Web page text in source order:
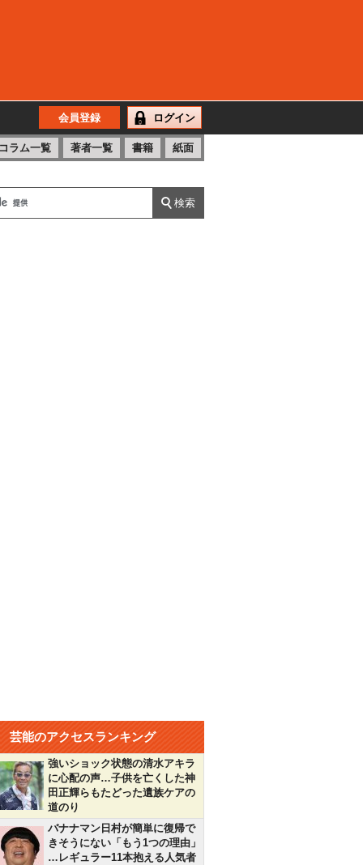
会員登録 ログイン
ラム一覧 著者一覧 書籍 紙面
芸能のアクセスランキング
強いショック状態の清水アキラ
に心配の声…子供を亡くした神
田正輝らもたどった遺族ケアの
道のり
バナナマン日村が簡単に復帰で
きそうにない「もう1つの理由」
…レギュラー11本抱える人気者